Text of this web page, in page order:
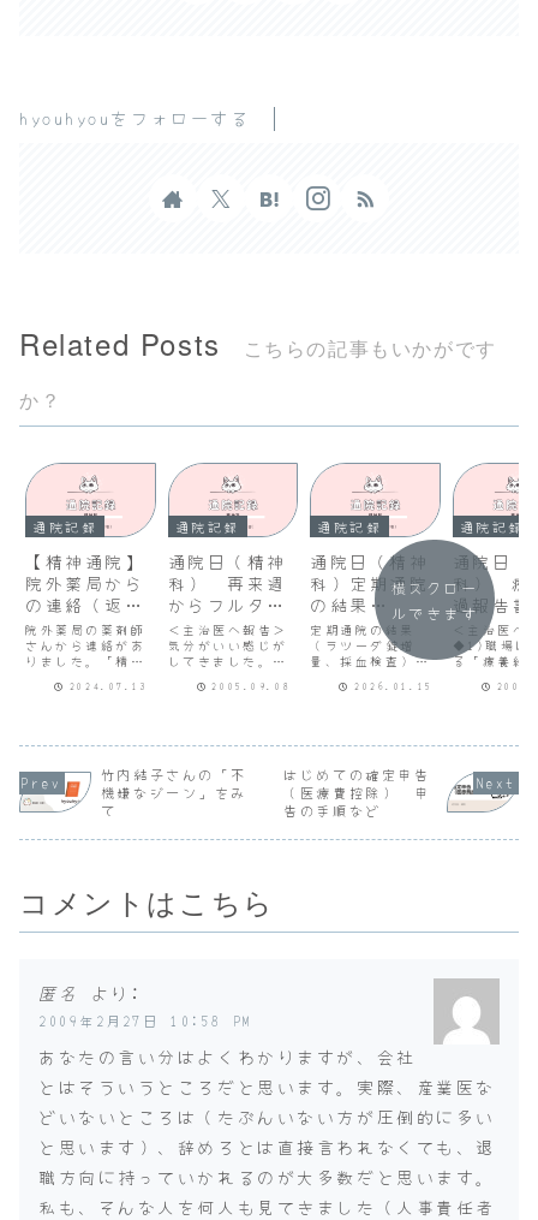
hyouhyouをフォローする
Related Posts
こちらの記事もいかがです
か？
通院記録
【精神通院】
院外薬局から
の連絡（返
金）
院外薬局の薬剤師
さんから連絡があ
りました。「精神
分）の算定に誤り
自立支援医療（精
神通院）を利用し
て一旦１割負担を
しています。支払
2024.07.13
通院記録
通院日（精神
科） 再来週
からフルタイ
ム
＜主治医へ報告＞
気分がいい感じが
してきました。仕
てきています。仕
寝も４日しまし
た。＜睡眠時間
＞・先週 8.5ｈ
（夜8.5ｈ、昼0.0
2005.09.08
通院記録
通院日（精神
科）定期通院
の結果
（2026/1/15
）、ラツーダ
錠増量、採血
検査
定期通院の結果
（ラツーダ錠増
量、採血検査）雪
間、８時30分頃に
から４階K6-7付近
に変更になってい
ました。50番台で
10:30～11:00の
2026.01.15
通院記録
通院日
科） 療
過報告書
＜主治医へ
◆1)職場に
る「療養経
過）」の作
週 8.5ｈ
ｈ、昼3.0
今週 8.0
7.0ｈ、昼
横スクロー
ルできます
竹内結子さんの「不
機嫌なジーン」をみ
て
はじめての確定申告
（医療費控除） 申
告の手順など
コメントはこちら
匿名 より:
2009年2月27日 10:58 PM
あなたの言い分はよくわかりますが、会社
とはそういうところだと思います。実際、産業医な
どいないところは（たぶんいない方が圧倒的に多い
と思います）、辞めろとは直接言われなくても、退
職方向に持っていかれるのが大多数だと思います。
私も、そんな人を何人も見てきました（人事責任者